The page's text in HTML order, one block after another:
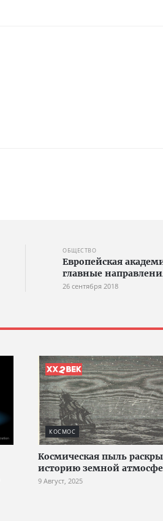
ОБЩЕСТВО
Европейская
главные
26 сентября 2018
КОСМОС
Космическая пыль
историю земной
9 Август, 2025